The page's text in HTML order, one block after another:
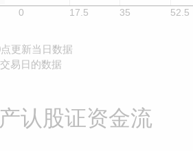
0 17.5 35 52.5
更新当日数据
易日的数据
认股证资金流